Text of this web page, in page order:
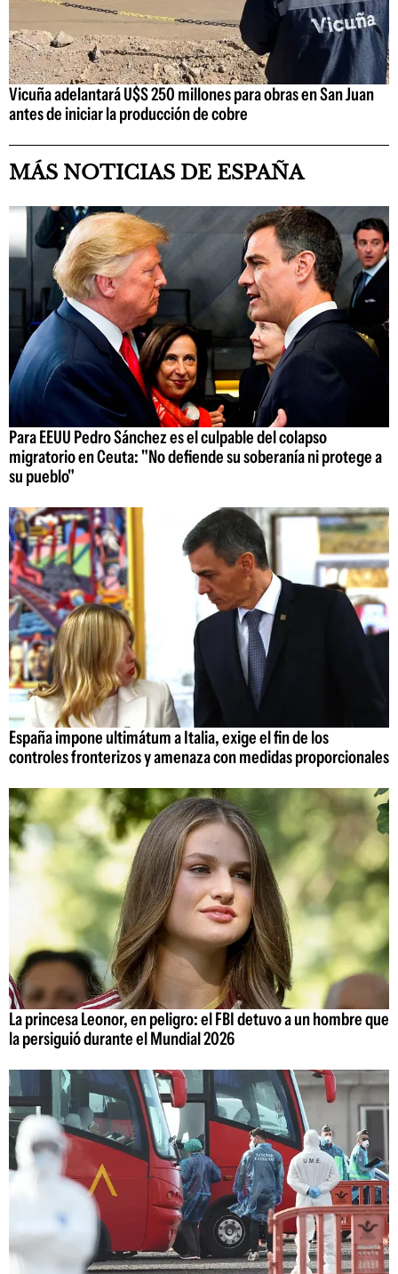
Vicuña adelantará U$S 250 millones para obras en San Juan
antes de iniciar la producción de cobre
MÁS NOTICIAS DE ESPAÑA
Para EEUU Pedro Sánchez es el culpable del colapso
migratorio en Ceuta: "No defiende su soberanía ni protege a
su pueblo"
España impone ultimátum a Italia, exige el fin de los
controles fronterizos y amenaza con medidas proporcionales
La princesa Leonor, en peligro: el FBI detuvo a un hombre que
la persiguió durante el Mundial 2026